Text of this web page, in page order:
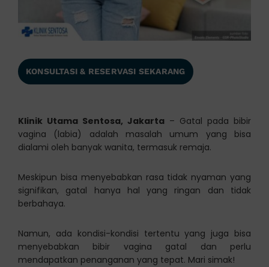
KONSULTASI & RESERVASI SEKARANG
Klinik Utama Sentosa, Jakarta – Gatal pada bibir
vagina (labia) adalah masalah umum yang bisa
dialami oleh banyak wanita, termasuk remaja.
Meskipun bisa menyebabkan rasa tidak nyaman yang
signifikan, gatal hanya hal yang ringan dan tidak
berbahaya.
Namun, ada kondisi-kondisi tertentu yang juga bisa
menyebabkan bibir vagina gatal dan perlu
mendapatkan penanganan yang tepat. Mari simak!